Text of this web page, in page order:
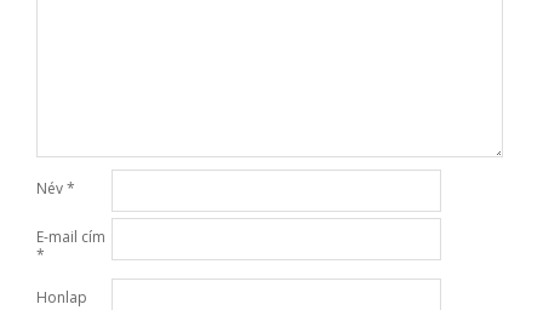
Név*
E-mail cím
*
Honlap